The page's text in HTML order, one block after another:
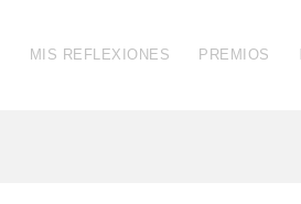
MIS REFLEXIONES PREMIOS